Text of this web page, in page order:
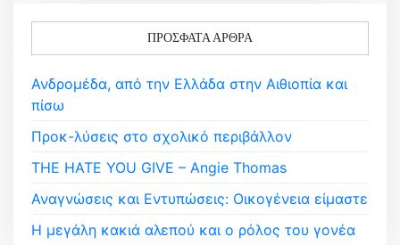
ΠΡΌΣΦΑΤΑ ΆΡΘΡΑ
Ανδρομέδα, από την Ελλάδα στην Αιθιοπία και
πίσω
Προκ-λύσεις στο σχολικό περιβάλλον
THE HATE YOU GIVE – Angie Thomas
Αναγνώσεις και Εντυπώσεις: Οικογένεια είμαστε
Η μεγάλη κακιά αλεπού και ο ρόλος του γονέα